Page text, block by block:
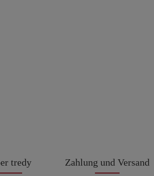
tredy Zahlung und Versand